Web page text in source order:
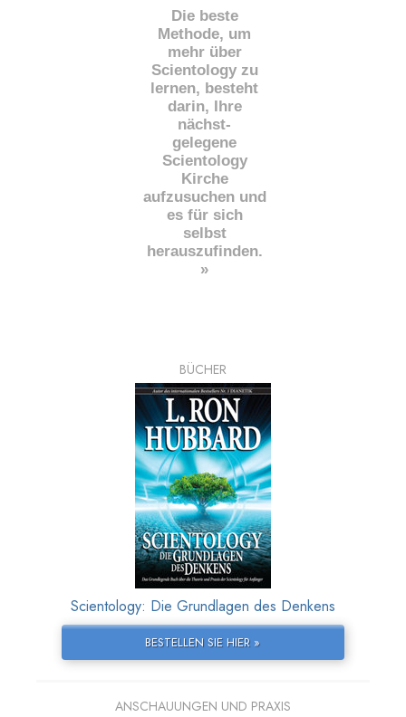
Die beste
Methode, um
mehr über
Scientology zu
lernen, besteht
darin, Ihre
nächst-
gelegene
Scientology
Kirche
aufzusuchen und
es für sich
selbst
herauszufinden.
»
BÜCHER
Scientology: Die Grundlagen des Denkens
BESTELLEN SIE HIER »
ANSCHAUUNGEN UND PRAXIS